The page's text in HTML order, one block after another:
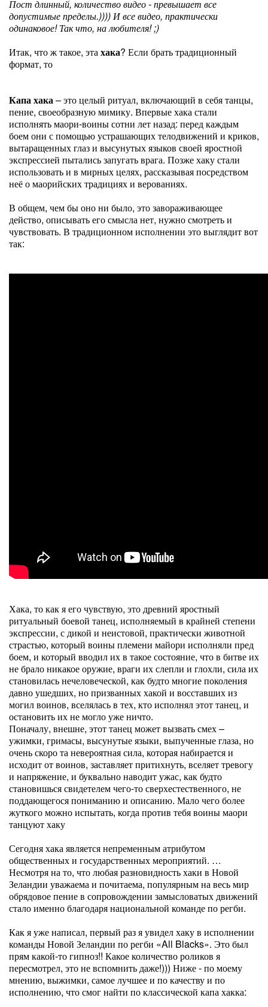
Пост длинный, количество видео - превышает все
допустимые пределы.)))) И все видео, практически
одинаковое! Так что, на любителя! ;)
Итак, что ж такое, этахака? Если брать традиционный
формат, то
Капа хака– это целый ритуал, включающий в себя танцы,
пение, своеобразную мимику. Впервые хака стали
исполнять маори-воины сотни лет назад: перед каждым
боем они с помощью устрашающих телодвижений и криков,
вытаращенных глаз и высунутых языков своей яростной
экспрессией пытались запугать врага. Позже хаку стали
использовать и в мирных целях, рассказывая посредством
неё о маорийских традициях и верованиях.
В общем, чем бы оно ни было, это завораживающее
действо, описывать его смысла нет, нужно смотреть и
чувствовать. В традиционном исполнении это выглядит вот
так:
Хака, то как я его чувствую, это древний яростный
ритуальный боевой танец, исполняемый в крайней степени
экспрессии, с дикой и неистовой, практически животной
страстью, который воины племени майори исполняли пред
боем, и который вводил их в такое состояние, что в битве их
не брало никакое оружие, враги их слепли и глохли, сила их
становилась нечеловеческой, как будто многие поколения
давно ушедших, но призванных хакой и восставших из
могил воинов, вселялась в тех, кто исполнял этот танец, и
остановить их не могло уже ничто.
Поначалу, внешне, этот танец может вызвать смех –
ужимки, гримасы, высунутые языки, выпученные глаза, но
очень скоро та невероятная сила, которая набирается и
исходит от воинов, заставляет притихнуть, вселяет тревогу
и напряжение, и буквально наводит ужас, как будто
становишься свидетелем чего-то сверхестественного, не
поддающегося пониманию и описанию. Мало чего более
жуткого можно испытать, когда против тебя воины маори
танцуют хаку
Сегодня хака является непременным атрибутом
общественных и государственных мероприятий. …
Несмотря на то, что любая разновидность хаки в Новой
Зеландии уважаема и почитаема, популярным на весь мир
обрядовое пение в сопровождении замысловатых движений
стало именно благодаря национальной команде по регби.
Как я уже написал, первый раз я увидел хаку в исполнении
команды Новой Зеландии по регби «All Blacks». Это был
прям какой-то гипноз!! Какое количество роликов я
пересмотрел, это не вспомнить даже!))) Ниже - по моему
мнению, выжимки, самое лучшее и по качеству и по
исполнению, что смог найти по классической капа хакка: